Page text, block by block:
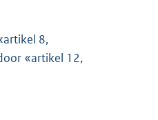
8,
«artikel 12,